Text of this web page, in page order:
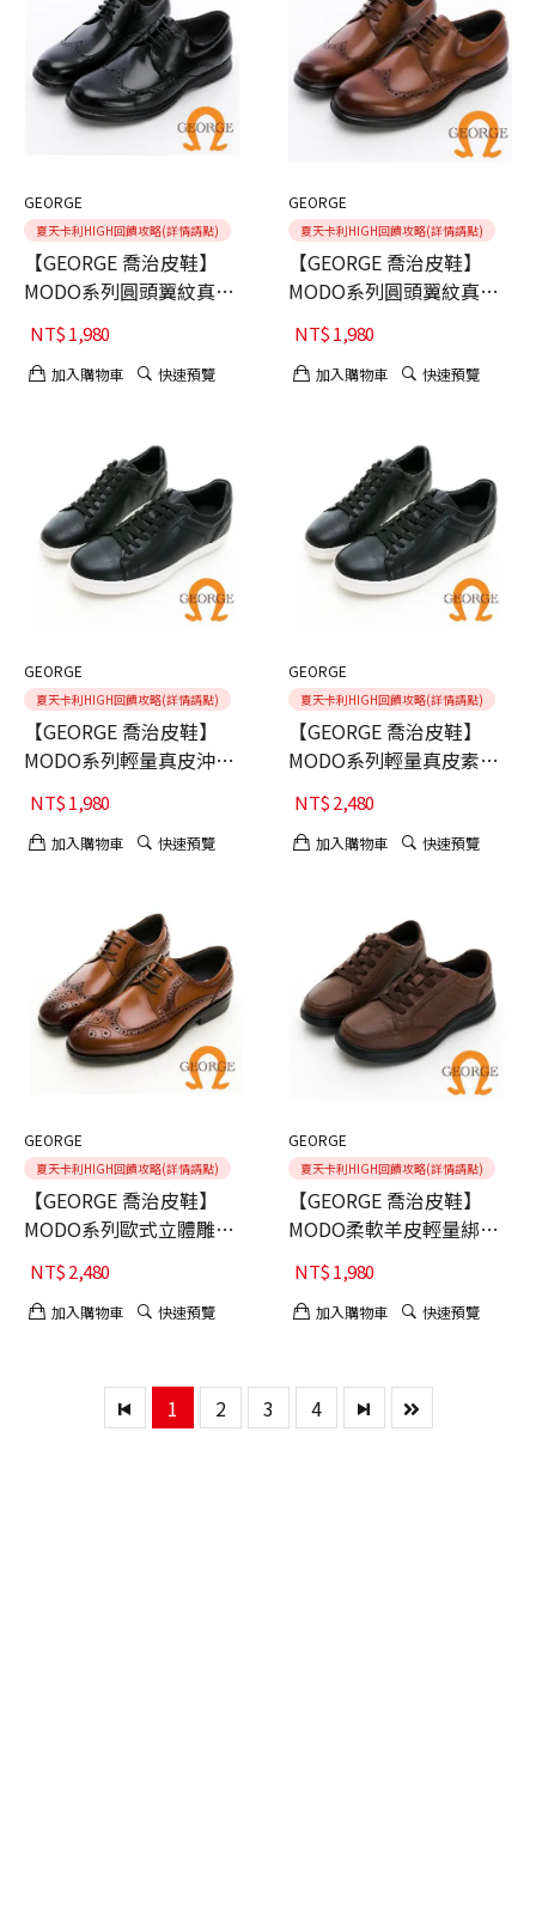
GEORGE
夏天卡利HIGH回饋攻略(詳情請點)
【GEORGE 喬治皮鞋】
MODO系列圓頭翼紋真皮
綁帶商務機能鞋 -黑40
NT$1,980
加入購物車 快速預覽
GEORGE
夏天卡利HIGH回饋攻略(詳情請點)
【GEORGE 喬治皮鞋】
MODO系列圓頭翼紋真皮
綁帶商務機能鞋-棕40
NT$1,980
加入購物車 快速預覽
GEORGE
夏天卡利HIGH回饋攻略(詳情請點)
【GEORGE 喬治皮鞋】
MODO系列輕量真皮沖孔
綁帶休閒鞋-黑
NT$1,980
加入購物車 快速預覽
GEORGE
夏天卡利HIGH回饋攻略(詳情請點)
【GEORGE 喬治皮鞋】
MODO系列輕量真皮素面
綁帶休閒鞋-黑
NT$2,480
加入購物車 快速預覽
GEORGE
夏天卡利HIGH回饋攻略(詳情請點)
【GEORGE 喬治皮鞋】
MODO系列歐式立體雕花
真皮綁帶紳士鞋-棕40
NT$2,480
加入購物車 快速預覽
GEORGE
夏天卡利HIGH回饋攻略(詳情請點)
【GEORGE 喬治皮鞋】
MODO柔軟羊皮輕量綁帶
氣墊休閒鞋-咖
NT$1,980
加入購物車 快速預覽
1 2 3 4